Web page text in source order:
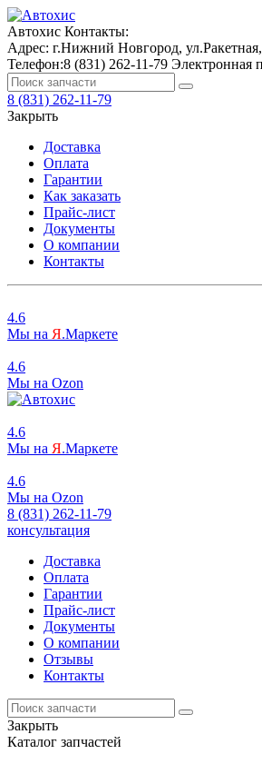
Автохис Контакты:
Адрес: г.Нижний Новгород,
Телефон:8 (831) 262-11-79 Электронная
8 (831) 262-11-79
Закрыть
Доставка
Оплата
Гарантии
Как заказать
Прайс-лист
Документы
О компании
Контакты
4.6
Мы на Я.Маркете
4.6
Мы на Ozon
4.6
Мы на Я.Маркете
4.6
Мы на Ozon
8 (831) 262-11-79
консультация
Доставка
Оплата
Гарантии
Прайс-лист
Документы
О компании
Отзывы
Контакты
Закрыть
Каталог запчастей